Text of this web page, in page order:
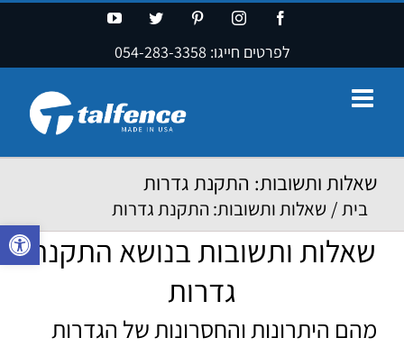
פתח
Facebook
Instagram
Pinterest
Twitter
YouTube
לפרטים חייגו: 054-283-3358
שאלות ותשובות: התקנת גדרות
בית/ שאלות ותשובות: התקנת גדרות
שאלות ותשובות בנושא התקנת
גדרות
מהם היתרונות והחסרונות של הגדרות